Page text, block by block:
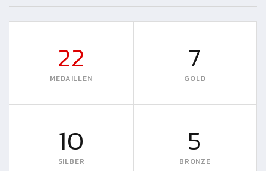
22
MEDAILLEN
7
GOLD
10
SILBER
5
BRONZE